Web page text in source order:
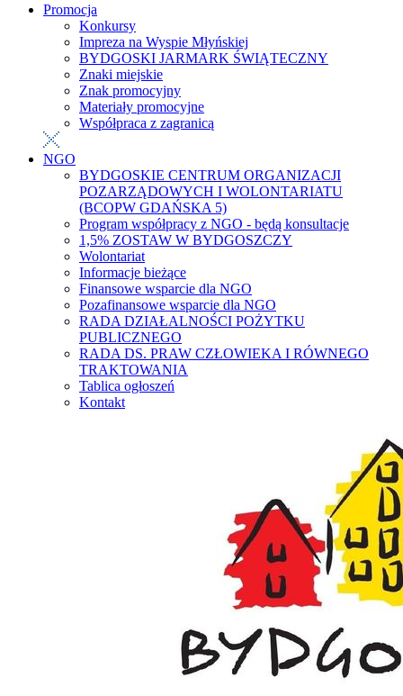
Promocja
Konkursy
Impreza na Wyspie Młyńskiej
BYDGOSKI JARMARK ŚWIĄTECZNY
Znaki miejskie
Znak promocyjny
Materiały promocyjne
Współpraca z zagranicą
NGO
BYDGOSKIE CENTRUM ORGANIZACJI
POZARZĄDOWYCH I WOLONTARIATU
(BCOPW GDAŃSKA 5)
Program współpracy z NGO - będą konsultacje
1,5% ZOSTAW W BYDGOSZCZY
Wolontariat
Informacje bieżące
Finansowe wsparcie dla NGO
Pozafinansowe wsparcie dla NGO
RADA DZIAŁALNOŚCI POŻYTKU
PUBLICZNEGO
RADA DS. PRAW CZŁOWIEKA I RÓWNEGO
TRAKTOWANIA
Tablica ogłoszeń
Kontakt